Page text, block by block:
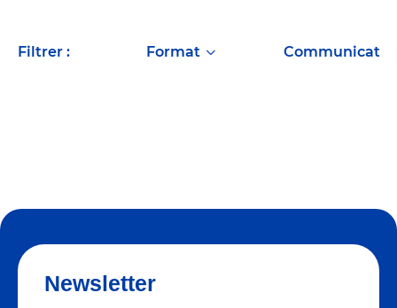
filtrer : format
Newsletter